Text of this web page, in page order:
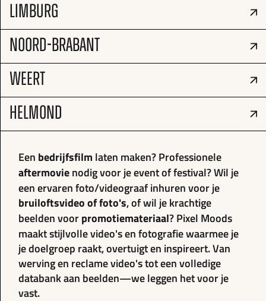
LIMBURG
NOORD-BRABANT
WEERT
HELMOND
Een bedrijfsfilm laten maken? Professionele
aftermovie nodig voor je event of festival? Wil je
een ervaren foto/videograaf inhuren voor je
bruiloftsvideo of foto's, of wil je krachtige
beelden voor promotiemateriaal? Pixel Moods
maakt stijlvolle video's en fotografie waarmee je
je doelgroep raakt, overtuigt en inspireert. Van
werving en reclame video's tot een volledige
databank aan beelden—we leggen het voor je
vast.